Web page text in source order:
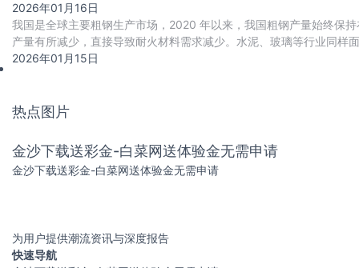
彩涂板卷行业打开新兴的增量市场空间。
2026年01月16日
我国是全球主要粗钢生产市场，2020 年以来，我国粗钢产量始终保
产量有所减少，直接导致耐火材料需求减少。水泥、玻璃等行业同样
2026年01月15日
热点图片
金沙下载送彩金-白菜网送体验金无需申请
金沙下载送彩金-白菜网送体验金无需申请
为用户提供潮流资讯与深度报告
快速导航